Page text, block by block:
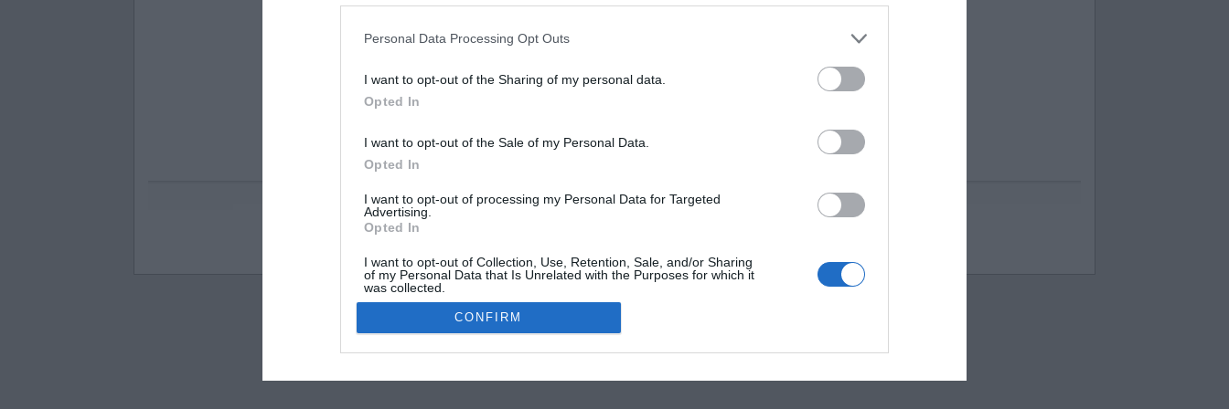
Personal Data Processing Opt Outs
I want to opt-out of the Sharing of my personal data.
Opted In
I want to opt-out of the Sale of my Personal Data.
Opted In
I want to opt-out of processing my Personal Data for Targeted
Advertising.
Opted In
I want to opt-out of Collection, Use, Retention, Sale, and/or Sharing
of my Personal Data that Is Unrelated with the Purposes for which it
was collected.
Opted Out
CONFIRM
Respuestas Apensar
100 pics cheats
4 bilder 1 wort lösungen
4 images 1 mot
Games-helper.com
MOKSLON.LT © 2011
Visos teisės saugomos. Mokslon.lt © 2011. Kopijuoti, dauginti bei platinti galima tik gavus Mokslon.lt sutikimą.